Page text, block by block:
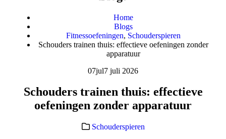
Home
Blogs
Fitnessoefeningen, Schouderspieren
Schouders trainen thuis: effectieve oefeningen zonder
apparatuur
07jul7 juli 2026
Schouders trainen thuis: effectieve
oefeningen zonder apparatuur
Schouderspieren